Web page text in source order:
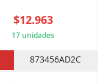
$12.963
17 unidades
873456AD2C